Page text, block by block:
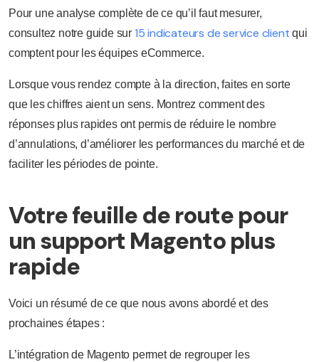
Pour une analyse complète de ce qu’il faut mesurer,
consultez notre guide sur 15 indicateurs de service client qui
comptent pour les équipes eCommerce.
Lorsque vous rendez compte à la direction, faites en sorte
que les chiffres aient un sens. Montrez comment des
réponses plus rapides ont permis de réduire le nombre
d’annulations, d’améliorer les performances du marché et de
faciliter les périodes de pointe.
Votre feuille de route pour
un support Magento plus
rapide
Voici un résumé de ce que nous avons abordé et des
prochaines étapes :
L’intégration de Magento permet de regrouper les